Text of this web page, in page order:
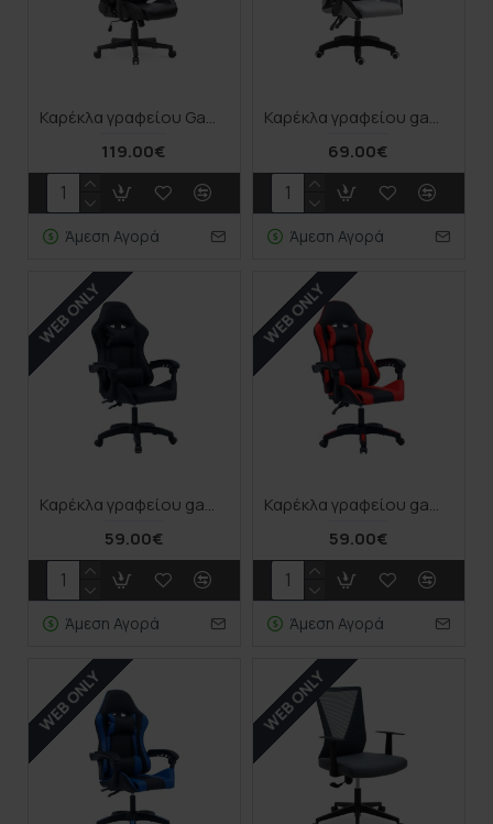
Καρέκλα γραφείου Gaming Alonso Megapap από τεχνόδερμα χρώμα μαύρο 67x70x125/135 εκ.
119.00€
Άμεση Αγορά
Καρέκλα γραφείου gaming Gline pakoworld μαύρο-γκρι ύφασμα μαύρο pp 60x59x118εκ
69.00€
Άμεση Αγορά
WEB ONLY
Καρέκλα γραφείου gaming William pakoworld PU μαύρο
59.00€
Άμεση Αγορά
WEB ONLY
Καρέκλα γραφείου gaming William pakoworld PU μαύρο-κόκκινο
59.00€
Άμεση Αγορά
WEB ONLY WEB ONLY